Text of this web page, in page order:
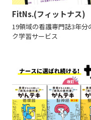
FitNs.(フィットナス)
19領域の看護専門誌3年
ク学習サービス